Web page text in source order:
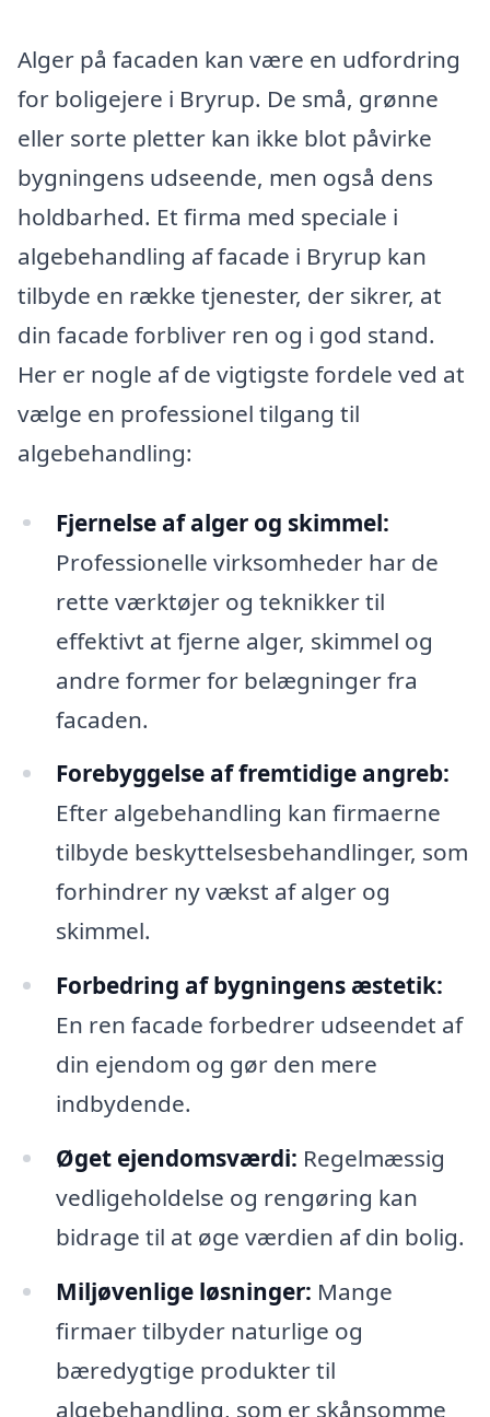
Alger på facaden kan være en udfordring
for boligejere i Bryrup. De små, grønne
eller sorte pletter kan ikke blot påvirke
bygningens udseende, men også dens
holdbarhed. Et firma med speciale i
algebehandling af facade i Bryrup kan
tilbyde en række tjenester, der sikrer, at
din facade forbliver ren og i god stand.
Her er nogle af de vigtigste fordele ved at
vælge en professionel tilgang til
algebehandling:
Fjernelse af alger og skimmel:
Professionelle virksomheder har de
rette værktøjer og teknikker til
effektivt at fjerne alger, skimmel og
andre former for belægninger fra
facaden.
Forebyggelse af fremtidige angreb:
Efter algebehandling kan firmaerne
tilbyde beskyttelsesbehandlinger, som
forhindrer ny vækst af alger og
skimmel.
Forbedring af bygningens æstetik:
En ren facade forbedrer udseendet af
din ejendom og gør den mere
indbydende.
Øget ejendomsværdi: Regelmæssig
vedligeholdelse og rengøring kan
bidrage til at øge værdien af din bolig.
Miljøvenlige løsninger: Mange
firmaer tilbyder naturlige og
bæredygtige produkter til
algebehandling, som er skånsomme